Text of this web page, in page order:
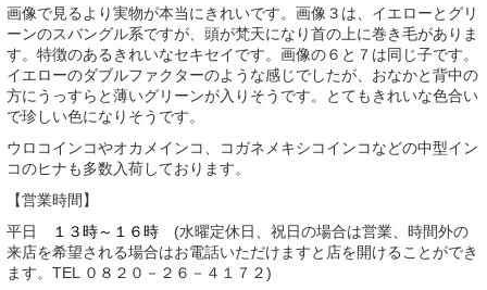
画像で見るより実物が本当にきれいです。画像３は、イエローとグリ
ーンのスバングル系ですが、頭が梵天になり首の上に巻き毛がありま
す。特徴のあるきれいなセキセイです。画像の６と７は同じ子です。
イエローのダブルファクターのような感じでしたが、おなかと背中の
方にうっすらと薄いグリーンが入りそうです。とてもきれいな色合い
で珍しい色になりそうです。
ウロコインコやオカメインコ、コガネメキシコインコなどの中型イン
コのヒナも多数入荷しております。
【営業時間】
平日
１３時～１６時 (水曜定休日、祝日の場合は営業、時間外の
来店を希望される場合はお電話いただけますと店を開けることができ
ます。TEL ０８２０－２６－４１７２)